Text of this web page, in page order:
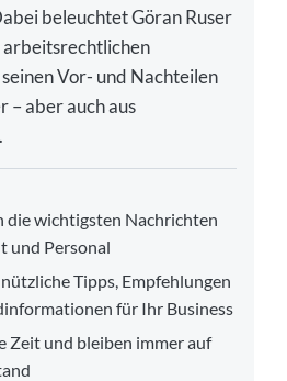
beleuchtet Göran Ruser
Vor- und Nachteilen
aber auch aus
die wichtigsten Nachrichten
und Personal
Tipps, Empfehlungen
für Ihr Business
Zeit und bleiben immer auf